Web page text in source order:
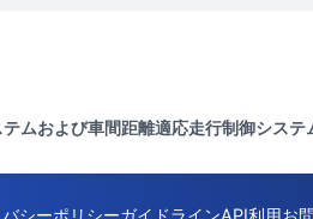
テムおよび車間距離適応走行制御シス
シーポリシーガイドラインAPI利用お